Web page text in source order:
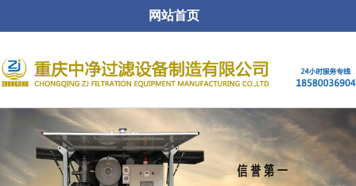
网站首页